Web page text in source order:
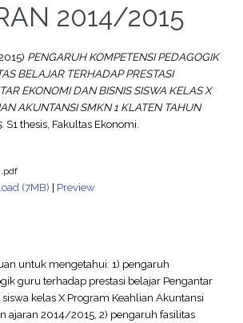
2014/2015
PENGARUH KOMPETENSI PEDAGOGIK
BELAJAR TERHADAP PRESTASI
EKONOMI DAN BISNIS SISWA KELAS X
AKUNTANSI SMKN 1 KLATEN TAHUN
S1 thesis, Fakultas Ekonomi.
(7MB) | Preview
untuk mengetahui: 1) pengaruh
guru terhadap prestasi belajar Pengantar
kelas X Program Keahlian Akuntansi
ajaran 2014/2015, 2) pengaruh fasilitas